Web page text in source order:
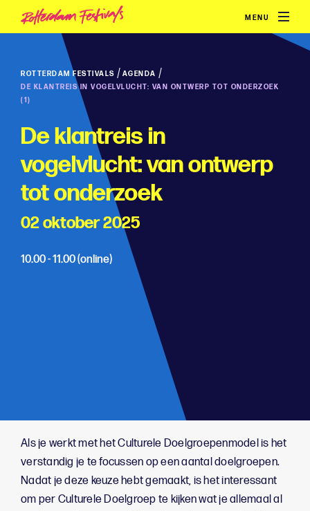
MENU
ROTTERDAM FESTIVALS / AGENDA /
DE KLANTREIS IN VOGELVLUCHT: VAN ONTWERP TOT ONDERZOEK
(1)
De klantreis in
vogelvlucht: van ontwerp
tot onderzoek
02 oktober 2025
10.00 - 11.00 (online)
Als je werkt met het Culturele Doelgroepenmodel is het
verstandig je te focussen op een aantal doelgroepen.
Nadat je deze keuze hebt gemaakt, is het interessant
om per Culturele Doelgroep te kijken wat je allemaal al